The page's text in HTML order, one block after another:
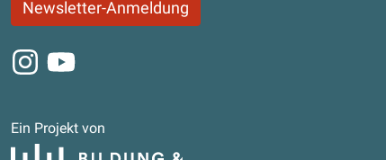
Newsletter-Anmeldung
Instagram
Youtube
Ein Projekt von
Bildung und Begabung